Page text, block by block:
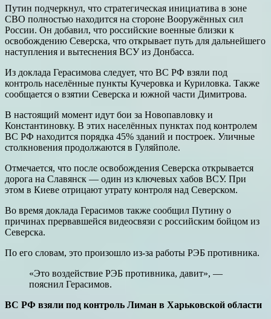
Путин подчеркнул, что стратегическая инициатива в зоне
СВО полностью находится на стороне Вооружённых сил
России. Он добавил, что российские военные близки к
освобождению Северска, что открывает путь для дальнейшего
наступления и вытеснения ВСУ из Донбасса.
Из доклада Герасимова следует, что ВС РФ взяли под
контроль населённые пункты Кучеровка и Куриловка. Также
сообщается о взятии Северска и южной части Димитрова.
В настоящий момент идут бои за Новопавловку и
Константиновку. В этих населённых пунктах под контролем
ВС РФ находится порядка 45% зданий и построек. Уличные
столкновения продолжаются в Гуляйполе.
Отмечается, что после освобождения Северска открывается
дорога на Славянск — один из ключевых хабов ВСУ. При
этом в Киеве отрицают утрату контроля над Северском.
Во время доклада Герасимов также сообщил Путину о
причинах прервавшейся видеосвязи с российским бойцом из
Северска.
По его словам, это произошло из-за работы РЭБ противника.
«Это воздействие РЭБ противника, давит», —
пояснил Герасимов.
ВС РФ взяли под контроль Лиман в Харьковской области